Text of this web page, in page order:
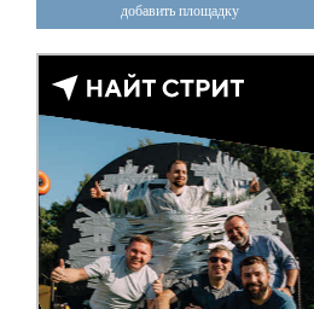
добавить площадку